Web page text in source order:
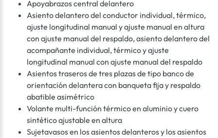
Apoyabrazos central delantero
Asiento delantero del conductor individual, térmico,
ajuste longitudinal manual y ajuste manual en altura
con ajuste manual del respaldo, asiento delantero del
acompañante individual, térmico y ajuste
longitudinal manual con ajuste manual del respaldo
Asientos traseros de tres plazas de tipo banco de
orientación delantera con banqueta fija y respaldo
abatible asimétrico
Volante multi-función térmico en aluminio y cuero
sintético ajustable en altura
Sujetavasos en los asientos delanteros y los asientos